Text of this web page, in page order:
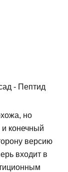
- Пептид
но
конечный
версию
входит в